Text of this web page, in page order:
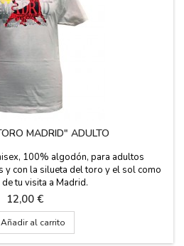
MADRID" ADULTO
100% algodón, para adultos
y con la silueta del toro y el sol como
tu visita a Madrid.
Precio
12,00 €
Añadir al carrito